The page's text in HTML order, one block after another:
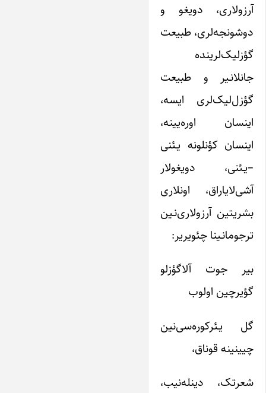
آرزولاری، دویغو و
دوشونجه‌لری، طبیعت
گؤزلیک‌لرینده
جانلانـیر و طبیعت
گؤزل‌لیک‌لری ایسه،
اینسان اور‌ه‌یینه،
اینسان کؤنلونه یـئنی
–یـئنی، دویغولار
آشی‌لایاراق، اونلاری
بشریتین آرزولاری‌نـین
ترجومانـینا چئویریر:
بیر جوت آلاگؤزلو
گؤیرچین اولوب
گل یـئرکوره‌سی‌نین
چیینینه قوناق،
شعرتک، دینله‌نیب،